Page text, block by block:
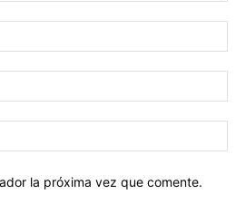
la próxima vez que comente.